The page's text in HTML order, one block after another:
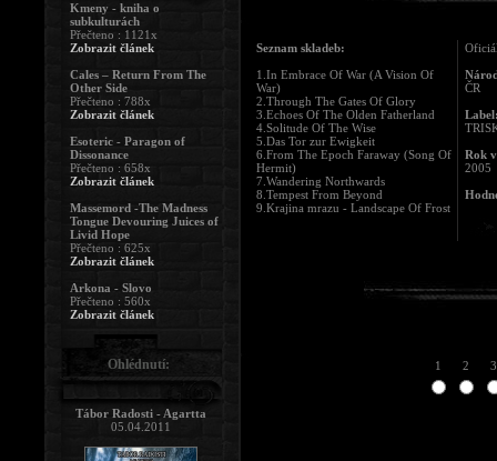
Seznam skladeb:
1.In Embrace Of War (A Vision Of
War)
2.Through The Gates Of Glory
3.Echoes Of The Olden Fatherland
4.Solitude Of The Wise
5.Das Tor zur Ewigkeit
6.From The Epoch Faraway (Song Of
Hermit)
7.Wandering Northwards
8.Tempest From Beyond
9.Krajina mrazu - Landscape Of Frost
ČR
Rok
2005
1 2 3
Kmeny - kniha o
subkulturách
Přečteno : 1121x
Zobrazit článek
Cales – Return From The
Other Side
Přečteno : 788x
Zobrazit článek
Esoteric - Paragon of
Dissonance
Přečteno : 658x
Zobrazit článek
Massemord -The Madness
Tongue Devouring Juices of
Livid Hope
Přečteno : 625x
Zobrazit článek
Arkona - Slovo
Přečteno : 560x
Zobrazit článek
Ohlédnutí:
Tábor Radosti - Agartta
05.04.2011